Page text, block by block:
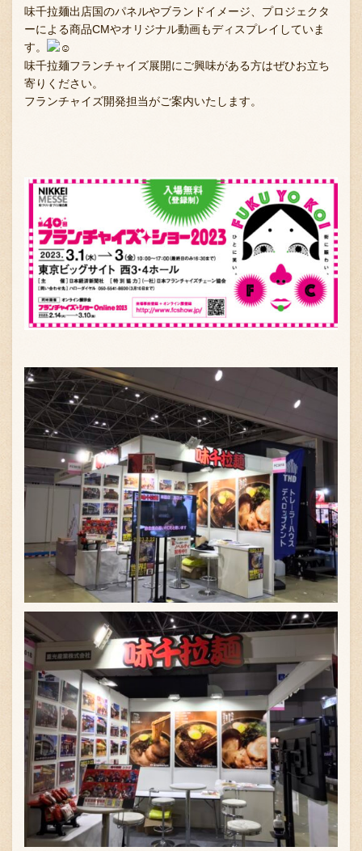
味千拉麺出店国のパネルやブランドイメージ、プロジェクタ
ーによる商品CMやオリジナル動画もディスプレイしていま
す。
味千拉麺フランチャイズ展開にご興味がある方はぜひお立ち
寄りください。
フランチャイズ開発担当がご案内いたします。